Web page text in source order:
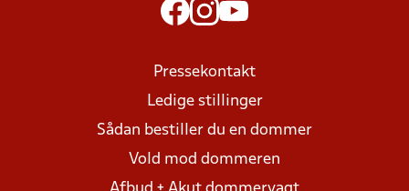
Pressekontakt
Ledige stillinger
Sådan bestiller du en dommer
Vold mod dommeren